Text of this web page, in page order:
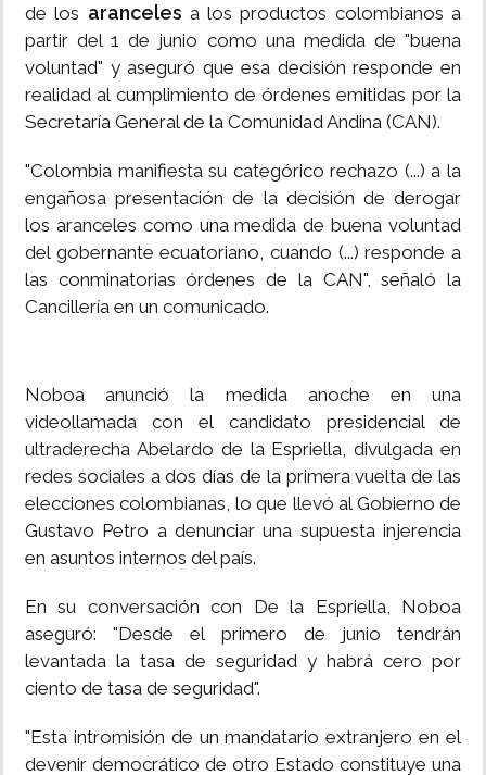
de los aranceles a los productos colombianos a
partir del 1 de junio como una medida de "buena
voluntad" y aseguró que esa decisión responde en
realidad al cumplimiento de órdenes emitidas por la
Secretaría General de la Comunidad Andina (CAN).
"Colombia manifiesta su categórico rechazo (...) a la
engañosa presentación de la decisión de derogar
los aranceles como una medida de buena voluntad
del gobernante ecuatoriano, cuando (...) responde a
las conminatorias órdenes de la CAN", señaló la
Cancillería en un comunicado.
Noboa anunció la medida anoche en una
videollamada con el candidato presidencial de
ultraderecha Abelardo de la Espriella, divulgada en
redes sociales a dos días de la primera vuelta de las
elecciones colombianas, lo que llevó al Gobierno de
Gustavo Petro a denunciar una supuesta injerencia
en asuntos internos del país.
En su conversación con De la Espriella, Noboa
aseguró: "Desde el primero de junio tendrán
levantada la tasa de seguridad y habrá cero por
ciento de tasa de seguridad".
"Esta intromisión de un mandatario extranjero en el
devenir democrático de otro Estado constituye una